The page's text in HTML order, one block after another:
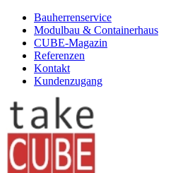
Bauherrenservice
Modulbau & Containerhaus
CUBE-Magazin
Referenzen
Kontakt
Kundenzugang